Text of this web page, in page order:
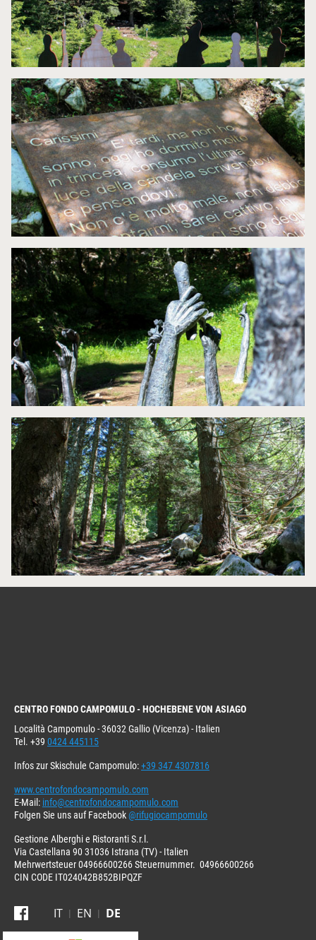
CENTRO FONDO CAMPOMULO - HOCHEBENE VON ASIAGO
Località Campomulo - 36032 Gallio (Vicenza) - Italien
Tel. +39 0424 445115
Infos zur Skischule Campomulo:+39 347 4307816
www.centrofondocampomulo.com
E-Mail: info@centrofondocampomulo.com
Folgen Sie uns auf Facebook@rifugiocampomulo
Gestione Alberghi e Ristoranti S.r.l.
Via Castellana 90 31036 Istrana (TV) - Italien
Mehrwertsteuer 04966600266 Steuernummer. 04966600266
CIN CODE IT024042B852BIPQZF
IT EN DE